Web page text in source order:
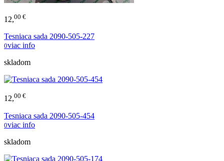
12,00 €
Tesniaca sada 2090-505-227
0viac info
skladom
12,00 €
Tesniaca sada 2090-505-454
0viac info
skladom